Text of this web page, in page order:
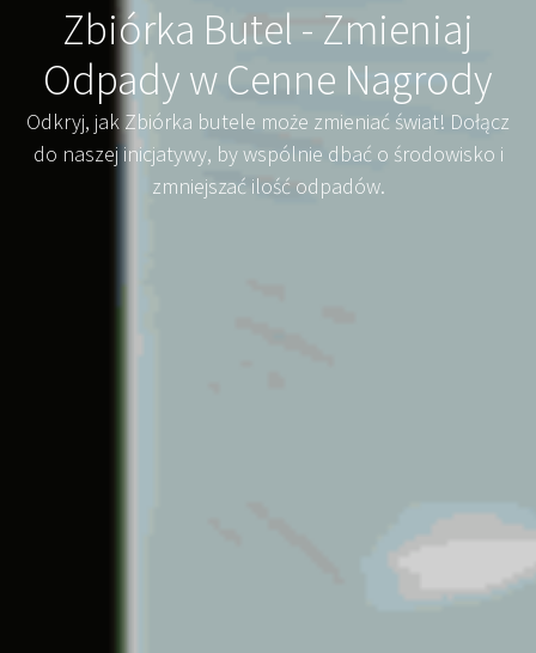
Zbiórka Butel - Zmieniaj
Odpady w Cenne Nagrody
Odkryj, jak Zbiórka butele może zmieniać świat! Dołącz
do naszej inicjatywy, by wspólnie dbać o środowisko i
zmniejszać ilość odpadów.